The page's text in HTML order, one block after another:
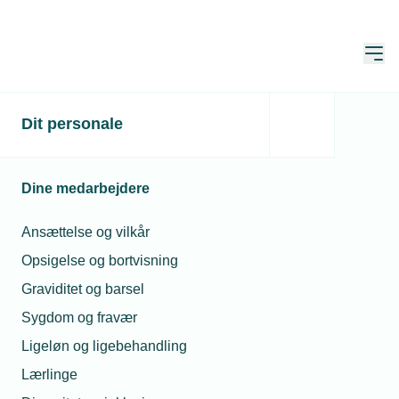
Dit personale
Dine medarbejdere
Ansættelse og vilkår
Opsigelse og bortvisning
Graviditet og barsel
Sygdom og fravær
Ligeløn og ligebehandling
Lærlinge
Vejen til EUD